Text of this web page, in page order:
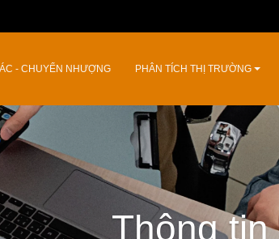
- CHUYỂN NHƯỢNG PHÂN TÍCH THỊ TRƯỜNG
Thông